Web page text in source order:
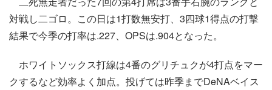
対戦し二ゴロ。この日は1打数無安打、3四球1得点の打撃
結果で今季の打率は.227、OPSは.904となった。
ホワイトソックス打線は4番のグリチュクが4打点をマー
クするなど効率よく加点。投げては昨季までDeNAベイス